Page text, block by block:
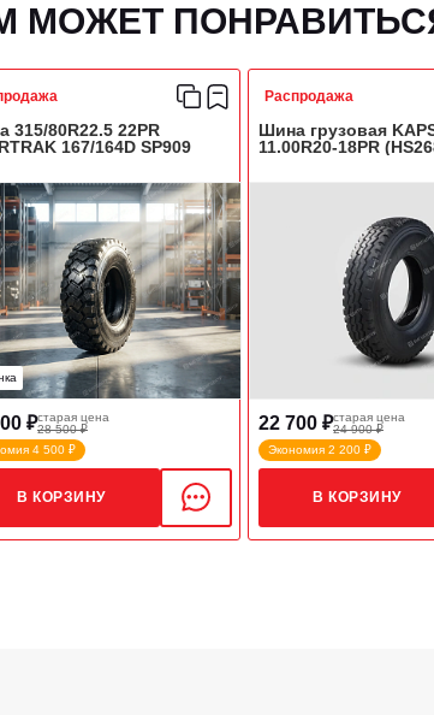
МОЖЕТ
315/80R22.5 22PR
167/164D SP909
₽старая цена
28 500 ₽
4 500 ₽
В КОРЗИНУ
Распродажа
Шина грузовая
11.00R20-18PR
22 700 ₽старая цена
24 900 ₽
Экономия 2 200 ₽
В КОРЗИНУ